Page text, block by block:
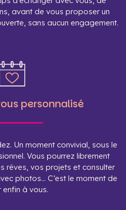
avant de vous proposer un
sans aucun engagement.
personnalisé
Un moment convivial, sous le
Vous pourrez librement
rêves, vos projets et consulter
photos… C’est le moment de
enfin à vous.